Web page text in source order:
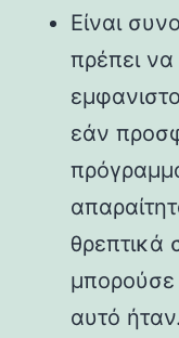
Είναι
πρέπει
εάν
θρεπτικά
μπορούσε
αυτό ήταν.